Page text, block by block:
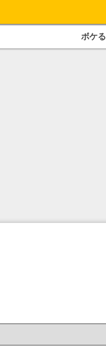
ボケる